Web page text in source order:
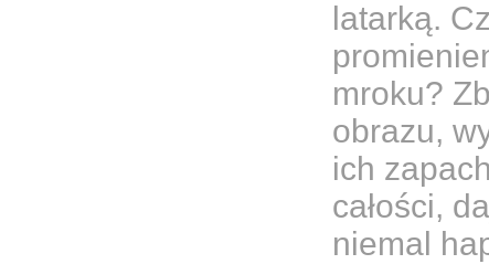
latarką.
mroku?
obrazu,
ich
całości,
niemal